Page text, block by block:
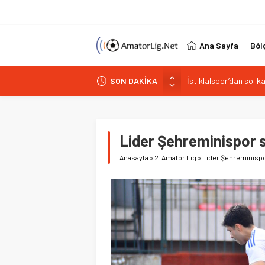
Ana Sayfa
SON DAKİKA
Paşabahçespor’da
İstanbul Gençlerbirliği
Kuzeyin Kaplanları
İstiklalspor’dan sol
Lider Şehreminispor
Anasayfa » 2. Amatör Lig » Lider